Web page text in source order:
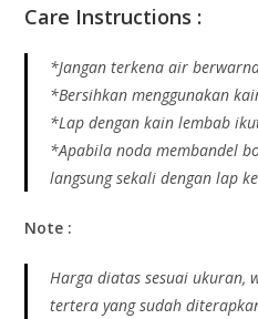
Care Instructions :
*Jangan terkena air
*Bersihkan menggunakan
*Lap dengan kain lembab
*Apabila noda membandel
langsung sekali dengan lap
Note :
Harga diatas sesuai ukuran,
tertera yang sudah